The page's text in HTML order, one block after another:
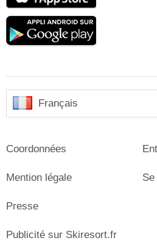
Google
Français
Coordonnées
Mention légale
Presse
Publicité sur Skiresort.fr